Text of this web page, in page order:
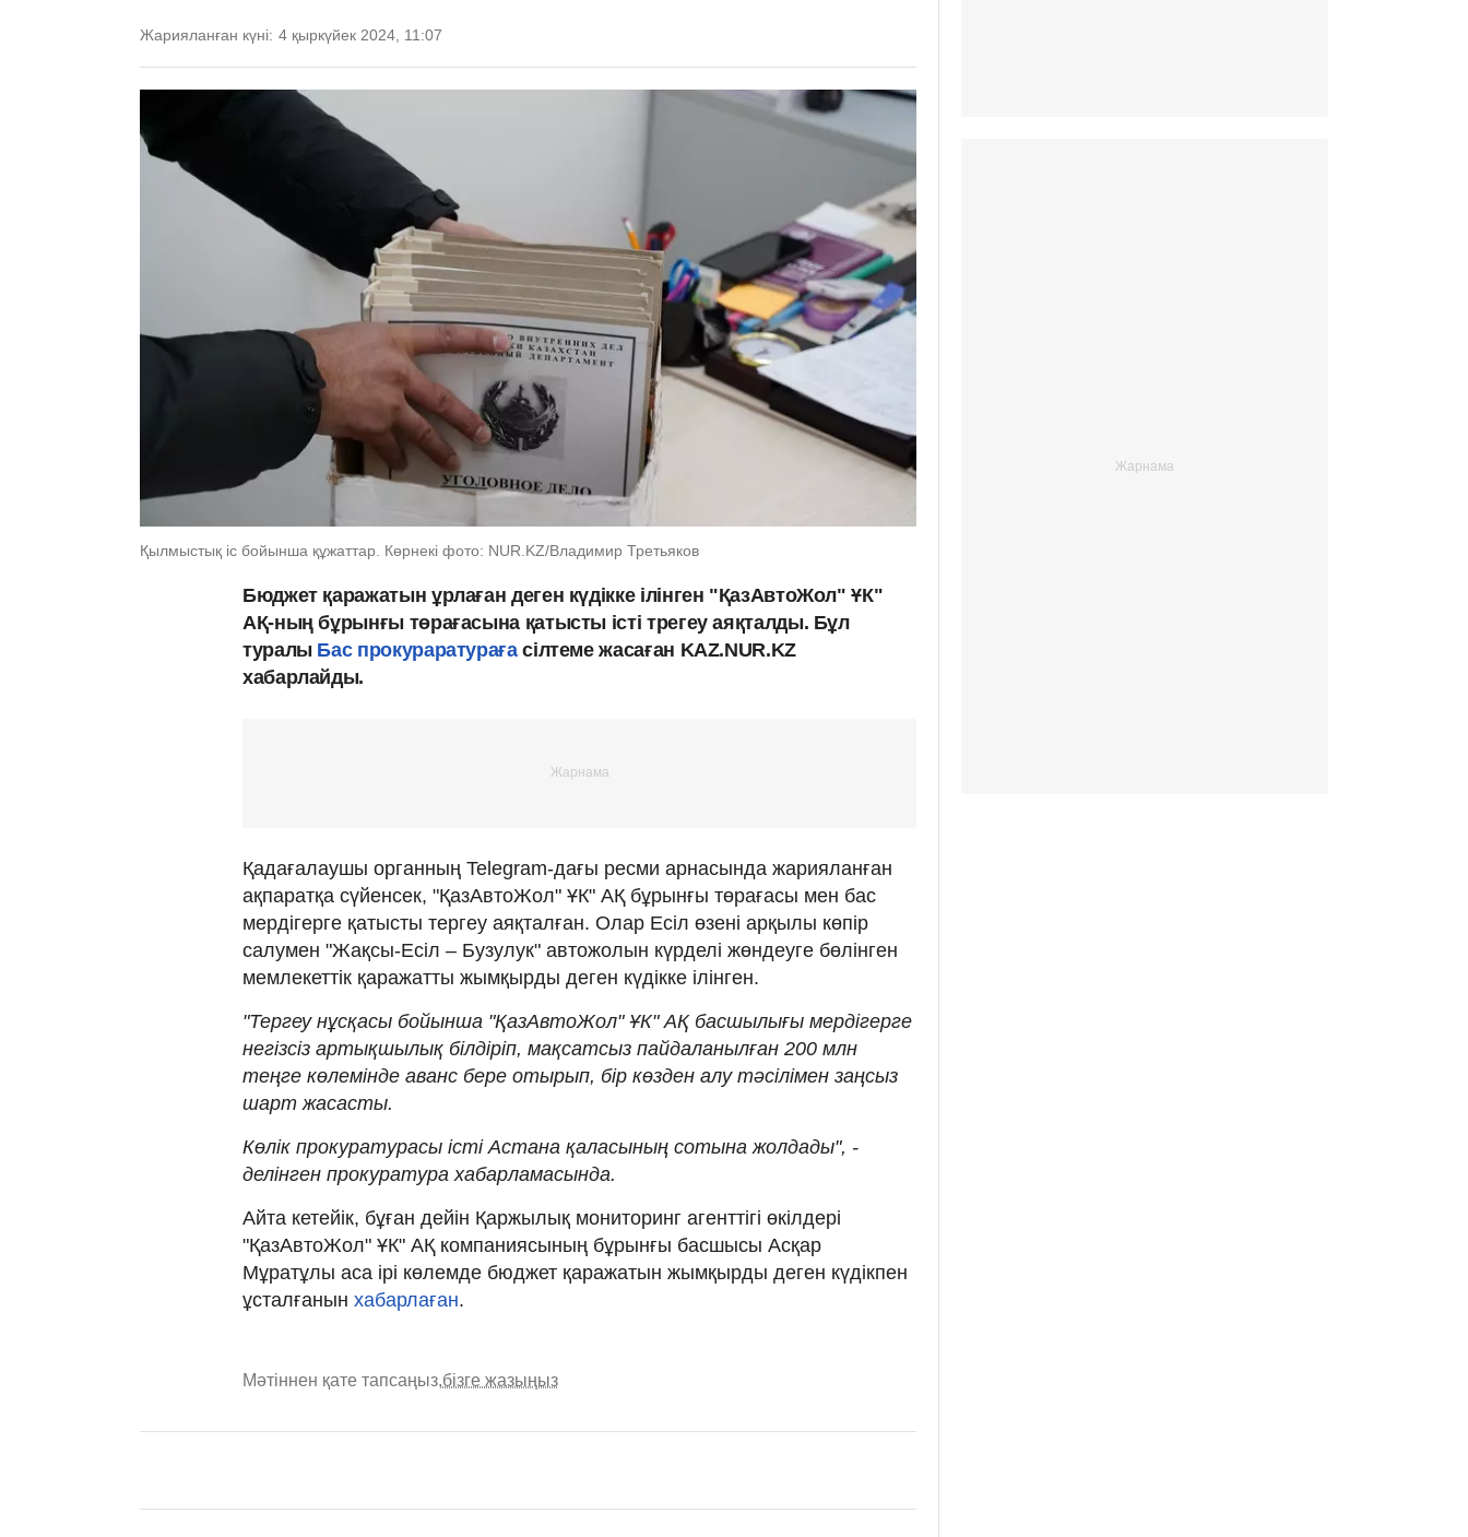
Жарияланған күні: 4 қыркүйек 2024, 11:07
Қылмыстық іс бойынша құжаттар. Көрнекі фото: NUR.KZ/Владимир Третьяков
Бюджет қаражатын ұрлаған деген күдікке ілінген "ҚазАвтоЖол" ҰК"
АҚ-ның бұрынғы төрағасына қатысты істі трегеу аяқталды. Бұл
туралы Бас прокураратурағасілтеме жасаған KAZ.NUR.KZ
хабарлайды.
Қадағалаушы органның Telegram-дағы ресми арнасында жарияланған
ақпаратқа сүйенсек, "ҚазАвтоЖол" ҰК" АҚ бұрынғы төрағасы мен бас
мердігерге қатысты тергеу аяқталған. Олар Есіл өзені арқылы көпір
салумен "Жақсы-Есіл – Бузулук" автожолын күрделі жөндеуге бөлінген
мемлекеттік қаражатты жымқырды деген күдікке ілінген.
"Тергеу нұсқасы бойынша "ҚазАвтоЖол" ҰК" АҚ басшылығы мердігерге
негізсіз артықшылық білдіріп, мақсатсыз пайдаланылған 200 млн
теңге көлемінде аванс бере отырып, бір көзден алу тәсілімен заңсыз
шарт жасасты.
Көлік прокуратурасы істі Астана қаласының сотына жолдады", -
делінген прокуратура хабарламасында.
Айта кетейік, бұған дейін Қаржылық мониторинг агенттігі өкілдері
"ҚазАвтоЖол" ҰК" АҚ компаниясының бұрынғы басшысы Асқар
Мұратұлы аса ірі көлемде бюджет қаражатын жымқырды деген күдікпен
ұсталғанын хабарлаған.
Мәтіннен қате тапсаңыз,бізге жазыңыз